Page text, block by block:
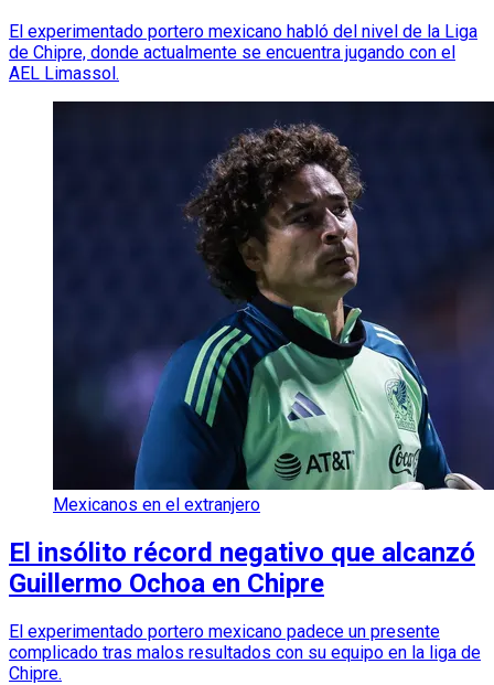
El experimentado portero mexicano habló del nivel de la Liga
de Chipre, donde actualmente se encuentra jugando con el
AEL Limassol.
Mexicanos en el extranjero
El insólito récord negativo que alcanzó
Guillermo Ochoa en Chipre
El experimentado portero mexicano padece un presente
complicado tras malos resultados con su equipo en la liga de
Chipre.